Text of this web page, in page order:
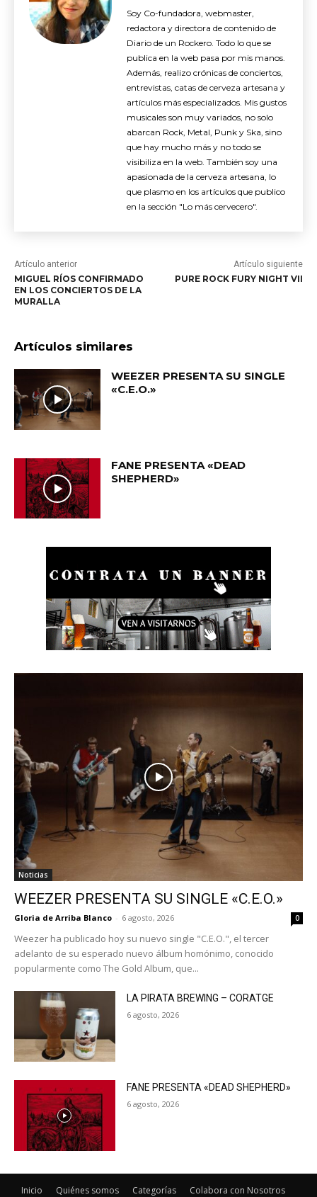
Soy Co-fundadora, webmaster,
redactora y directora de contenido de
Diario de un Rockero. Todo lo que se
publica en la web pasa por mis manos.
Además, realizo crónicas de conciertos,
entrevistas, catas de cerveza artesana y
artículos más especializados. Mis gustos
musicales son muy variados, no solo
abarcan Rock, Metal, Punk y Ska, sino
que hay mucho más y no todo se
visibiliza en la web. También soy una
apasionada de la cerveza artesana, lo
que plasmo en los artículos que publico
en la sección "Lo más cervecero".
Artículo anterior
MIGUEL RÍOS CONFIRMADO
EN LOS CONCIERTOS DE LA
MURALLA
Artículo siguiente
PURE ROCK FURY NIGHT VII
Artículos similares
WEEZER PRESENTA SU SINGLE
«C.E.O.»
FANE PRESENTA «DEAD
SHEPHERD»
Noticias
WEEZER PRESENTA SU SINGLE «C.E.O.»
Gloria de Arriba Blanco - 6 agosto, 2026 0
Weezer ha publicado hoy su nuevo single "C.E.O.", el tercer
adelanto de su esperado nuevo álbum homónimo, conocido
popularmente como The Gold Album, que...
LA PIRATA BREWING – CORATGE
6 agosto, 2026
FANE PRESENTA «DEAD SHEPHERD»
6 agosto, 2026
Inicio Quiénes somos Categorías Colabora con Nosotros